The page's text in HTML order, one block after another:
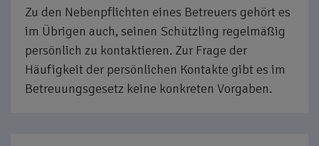
Zu den Nebenpflichten eines Betreuers gehört es
im Übrigen auch, seinen Schützling regelmäßig
persönlich zu kontaktieren. Zur Frage der
Häufigkeit der persönlichen Kontakte gibt es im
Betreuungsgesetz keine konkreten Vorgaben.